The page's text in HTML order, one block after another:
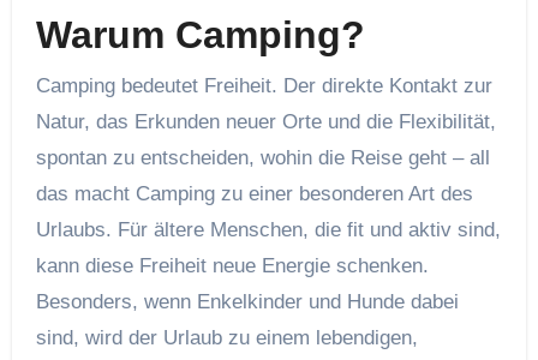
Warum Camping?
Camping bedeutet Freiheit. Der direkte Kontakt zur
Natur, das Erkunden neuer Orte und die Flexibilität,
spontan zu entscheiden, wohin die Reise geht – all
das macht Camping zu einer besonderen Art des
Urlaubs. Für ältere Menschen, die fit und aktiv sind,
kann diese Freiheit neue Energie schenken.
Besonders, wenn Enkelkinder und Hunde dabei
sind, wird der Urlaub zu einem lebendigen,